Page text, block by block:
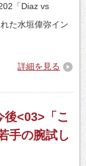
「Diaz vs
た水垣偉弥イン
詳細を見る
後<03>「こ
手の腕試し